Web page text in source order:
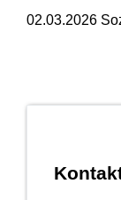
02.03.2026